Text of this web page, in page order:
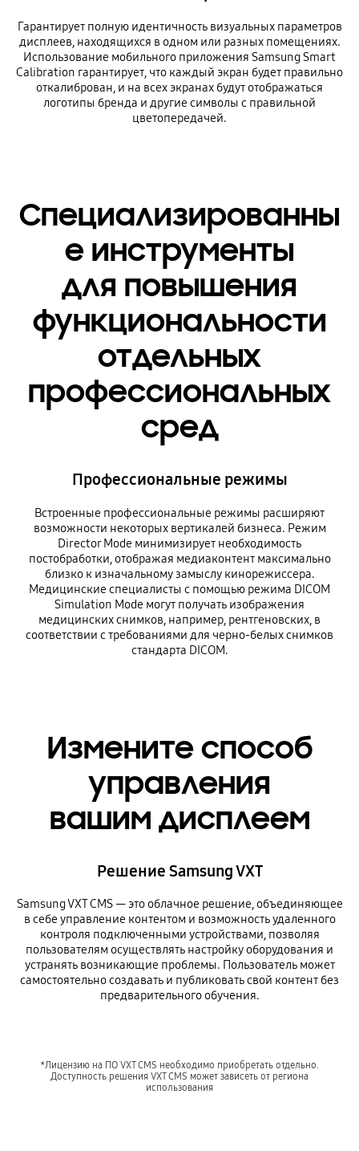
Гарантирует полную идентичность визуальных параметров
дисплеев, находящихся в одном или разных помещениях.
Использование мобильного приложения Samsung Smart
Calibration гарантирует, что каждый экран будет правильно
откалиброван, и на всех экранах будут отображаться
логотипы бренда и другие символы с правильной
цветопередачей.
Специализированны
е инструменты
для повышения
функциональности
отдельных
профессиональных
сред
Профессиональные режимы
Встроенные профессиональные режимы расширяют
возможности некоторых вертикалей бизнеса. Режим
Director Mode минимизирует необходимость
постобработки, отображая медиаконтент максимально
близко к изначальному замыслу кинорежиссера.
Медицинские специалисты с помощью режима DICOM
Simulation Mode могут получать изображения
медицинских снимков, например, рентгеновских, в
соответствии с требованиями для черно-белых снимков
стандарта DICOM.
Измените способ
управления
вашим дисплеем
Решение Samsung VXT
Samsung VXT CMS — это облачное решение, объединяющее
в себе управление контентом и возможность удаленного
контроля подключенными устройствами, позволяя
пользователям осуществлять настройку оборудования и
устранять возникающие проблемы. Пользователь может
самостоятельно создавать и публиковать свой контент без
предварительного обучения.
*Лицензию на ПО VXT CMS необходимо приобретать отдельно.
Доступность решения VXT CMS может зависеть от региона
использования